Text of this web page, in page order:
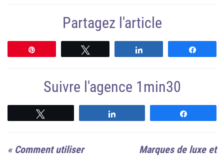
Partagez l'article
Suivre l'agence 1min30
« Comment utiliser
Marques de luxe et